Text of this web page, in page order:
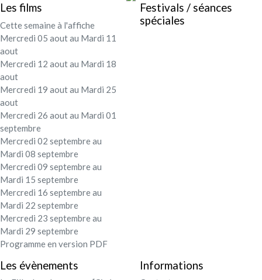
Festival - soirée
Mon compte
Les films
Cette semaine à l'affiche
Mercredi 05 aout au Mardi 11
aout
Mercredi 12 aout au Mardi 18
aout
Mercredi 19 aout au Mardi 25
aout
Mercredi 26 aout au Mardi 01
septembre
Mercredi 02 septembre au
Mardi 08 septembre
Mercredi 09 septembre au
Mardi 15 septembre
Mercredi 16 septembre au
Mardi 22 septembre
Mercredi 23 septembre au
Mardi 29 septembre
Programme en version PDF
Festivals / séances
spéciales
Les évènements Informations